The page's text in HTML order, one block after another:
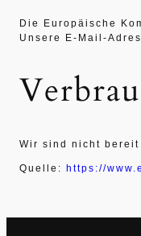
Die Europäische
Unsere E-Mail-
Wir sind nicht
Quelle: https://